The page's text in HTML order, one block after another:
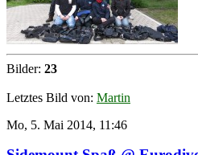
Bilder: 23
Letztes Bild von: Martin
Mo, 5. Mai 2014, 11:46